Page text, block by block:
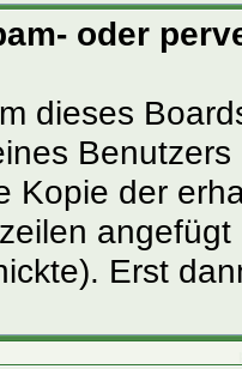
oder
dieses
Kopie der
Erst